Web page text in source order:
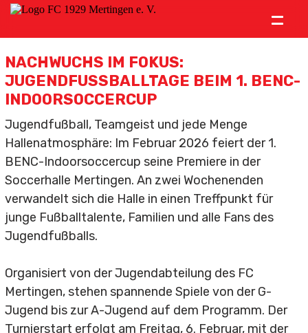
=
Verein
News
Ämter
Mitgliedschaft
Historie
Vereinslied
Kontakt
Südstahl Arena
Soccerhalle
NACHWUCHS IM FOKUS:
JUGENDFUSSBALLTAGE BEIM 1. BENC-I
NDOORSOCCERCUP
Jugendfußball, Teamgeist und jede Menge
Hallenatmosphäre: Im Februar 2026 feiert der 1.
BENC-Indoorsoccercup seine Premiere in der
Soccerhalle Mertingen. An zwei Wochenenden
verwandelt sich die Halle in einen Treffpunkt für
junge Fußballtalente, Familien und alle Fans des
Jugendfußballs.
Organisiert von der Jugendabteilung des FC
Mertingen, stehen spannende Spiele von der G-
Jugend bis zur A-Jugend auf dem Programm. Der
Turnierstart erfolgt am Freitag, 6. Februar, mit der